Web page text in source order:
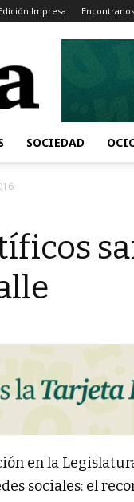
Impresa
SOCIEDAD
en la
sociales: el